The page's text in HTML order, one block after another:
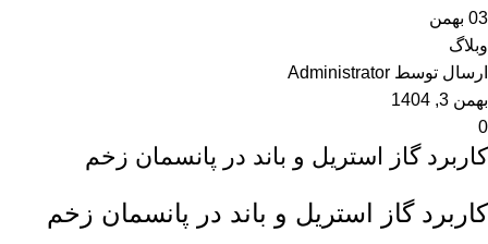
سالمندانی که رفت‌وآمد مداوم به بیمارستان براشون سخت و
خسته‌کننده است.
افرادی که به دلیل شرایط جسمی یا حرکتی، جابه‌جایی براشون
دشواره.
بیمارانی که ترجیح می‌دن در آرامش خانه و کنار خانواده درمان بشن.
افرادی که پزشک، دیالیز در منزل رو برای اون‌ها تأیید کرده باشه.
منزل و تجهیزات موردنیاز رو بررسی می‌کنه تا مطمئن بشه این روش
برای بیمار مناسبه.
03 بهمن
وبلاگ
ارسال توسط Administrator
بهمن 3, 1404
0
کاربرد گاز استریل و باند در پانسمان زخم
کاربرد گاز استریل و باند در پانسمان زخم